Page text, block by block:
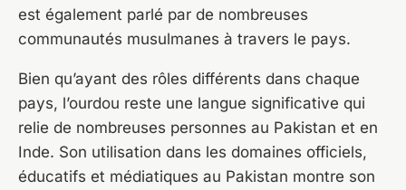
est également parlé par de nombreuses
communautés musulmanes à travers le pays.
Bien qu’ayant des rôles différents dans chaque
pays, l’ourdou reste une langue significative qui
relie de nombreuses personnes au Pakistan et en
Inde. Son utilisation dans les domaines officiels,
éducatifs et médiatiques au Pakistan montre son